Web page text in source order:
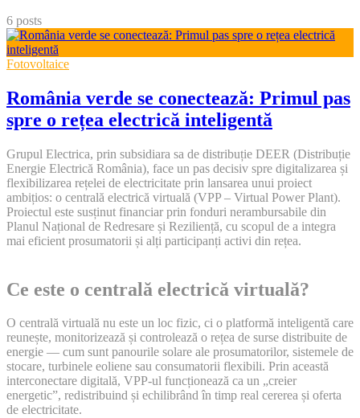
6 posts
Fotovoltaice
România verde se conectează: Primul pas
spre o rețea electrică inteligentă
Grupul Electrica, prin subsidiara sa de distribuție DEER (Distribuție
Energie Electrică România), face un pas decisiv spre digitalizarea și
flexibilizarea rețelei de electricitate prin lansarea unui proiect
ambițios: o centrală electrică virtuală (VPP – Virtual Power Plant).
Proiectul este susținut financiar prin fonduri nerambursabile din
Planul Național de Redresare și Reziliență, cu scopul de a integra
mai eficient prosumatorii și alți participanți activi din rețea.
Ce este o centrală electrică virtuală?
O centrală virtuală nu este un loc fizic, ci o platformă inteligentă care
reunește, monitorizează și controlează o rețea de surse distribuite de
energie — cum sunt panourile solare ale prosumatorilor, sistemele de
stocare, turbinele eoliene sau consumatorii flexibili. Prin această
interconectare digitală, VPP-ul funcționează ca un „creier
energetic”, redistribuind și echilibrând în timp real cererea și oferta
de electricitate.